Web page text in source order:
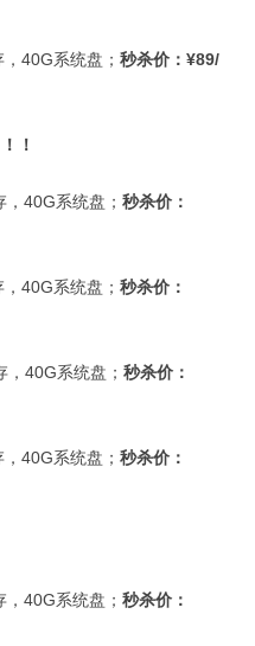
40G系统盘； 秒杀价： ¥89/
！
40G系统盘； 秒杀价：
40G系统盘； 秒杀价：
， 40G系统盘； 秒杀价：
40G系统盘； 秒杀价：
40G系统盘； 秒杀价：